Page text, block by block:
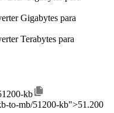
Gigabytes para
Terabytes para
kb
to-mb/51200-kb">51.200